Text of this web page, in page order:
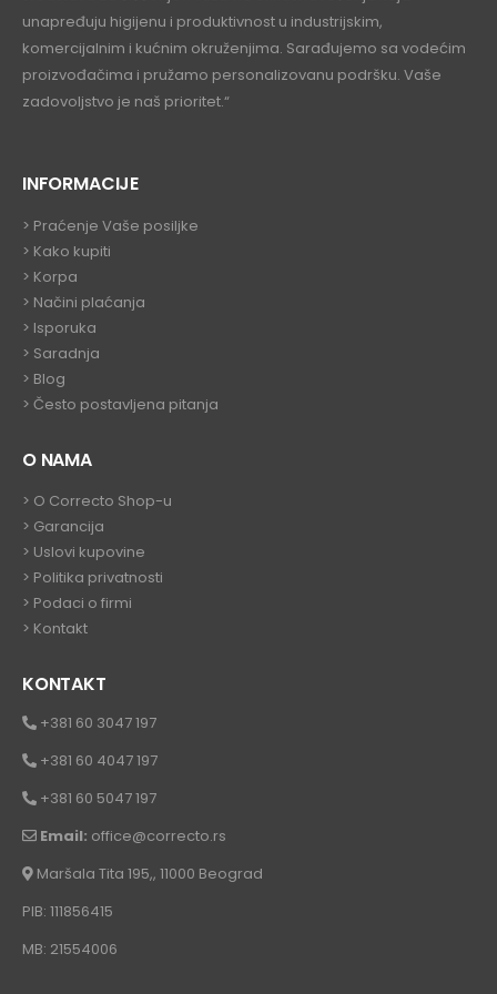
unapređuju higijenu i produktivnost u industrijskim,
komercijalnim i kućnim okruženjima. Sarađujemo sa vodećim
proizvođačima i pružamo personalizovanu podršku. Vaše
zadovoljstvo je naš prioritet.“
INFORMACIJE
> Praćenje Vaše posiljke
> Kako kupiti
> Korpa
> Načini plaćanja
> Isporuka
> Saradnja
> Blog
> Često postavljena pitanja
O NAMA
> O Correcto Shop-u
> Garancija
> Uslovi kupovine
> Politika privatnosti
> Podaci o firmi
> Kontakt
KONTAKT
+381 60 3047 197
+381 60 4047 197
+381 60 5047 197
Email: office@correcto.rs
Maršala Tita 195,, 11000 Beograd
PIB: 111856415
MB: 21554006